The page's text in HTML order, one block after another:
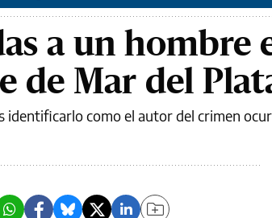
a un hombre
de Mar del
como el autor del crimen